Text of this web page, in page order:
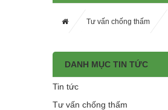
Tư vấn chống thấm
DANH MỤC TIN TỨC
Tin tức
Tư vấn chống thấm